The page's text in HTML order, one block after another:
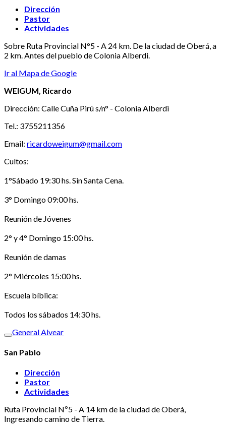
Dirección
Pastor
Actividades
Sobre Ruta Provincial N°5 - A 24 km. De la ciudad de Oberá, a
2 km. Antes del pueblo de Colonia Alberdi.
Ir al Mapa de Google
WEIGUM, Ricardo
Dirección: Calle Cuña Pirú s/n° - Colonia Alberdi
Tel.: 3755211356
Email: ricardoweigum@gmail.com
Cultos:
1°Sábado 19:30 hs. Sin Santa Cena.
3° Domingo 09:00 hs.
Reunión de Jóvenes
2° y 4° Domingo 15:00 hs.
Reunión de damas
2° Miércoles 15:00 hs.
Escuela bíblica:
Todos los sábados 14:30 hs.
General Alvear
San Pablo
Dirección
Pastor
Actividades
Ruta Provincial Nº5 - A 14 km de la ciudad de Oberá,
Ingresando camino de Tierra.